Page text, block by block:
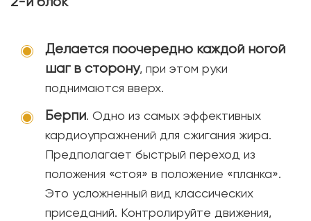
Делается поочередно каждой ногой
шаг в сторону, при этом руки
поднимаются вверх.
Берпи. Одно из самых эффективных
кардиоупражнений для сжигания жира.
Предполагает быстрый переход из
положения «стоя» в положение «планка».
Это усложненный вид классических
приседаний. Контролируйте движения,